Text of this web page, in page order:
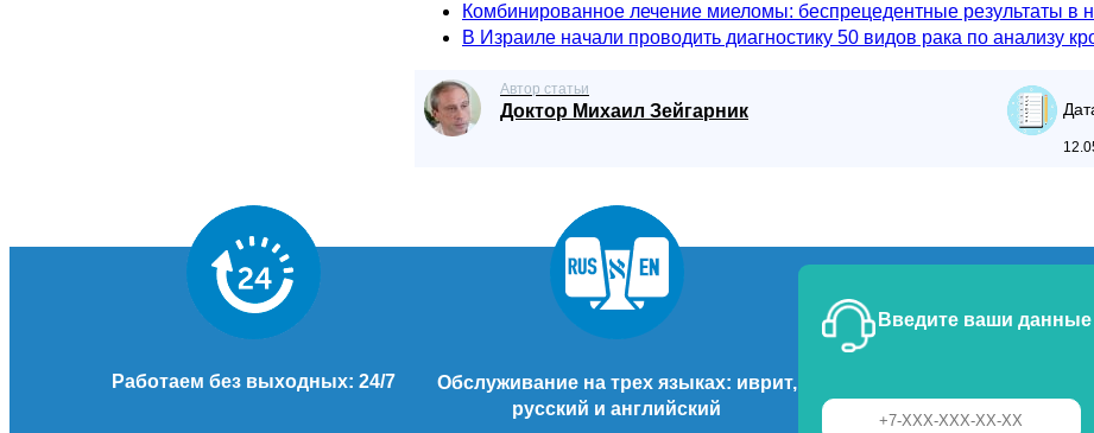
Комбинированное лечение миеломы: беспрецедентные результаты в
В Израиле начали проводить диагностику 50 видов рака по анализу
Автор статьи
Доктор Михаил Зейгарник
Работаем без выходных: 24/7
Обслуживание на трех языках: иврит,
русский и английский
Введите ваши данные